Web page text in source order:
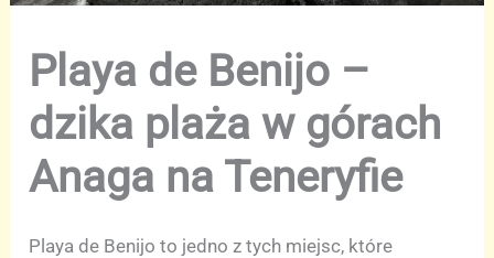
Playa de Benijo –
dzika plaża w górach
Anaga na Teneryfie
Playa de Benijo to jedno z tych miejsc, które